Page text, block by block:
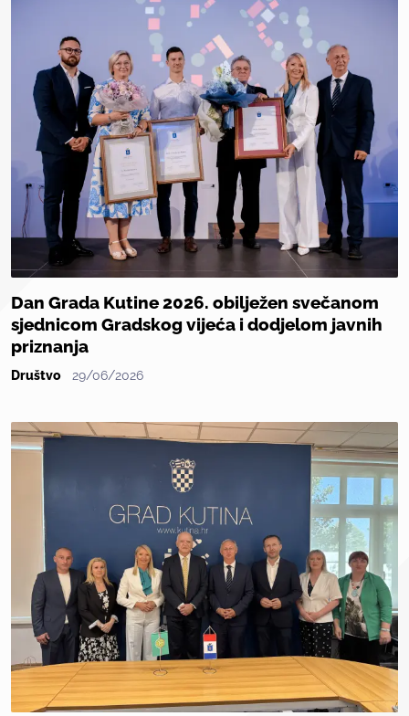
Dan Grada Kutine 2026. obilježen svečanom
sjednicom Gradskog vijeća i dodjelom javnih
priznanja
Društvo 29/06/2026